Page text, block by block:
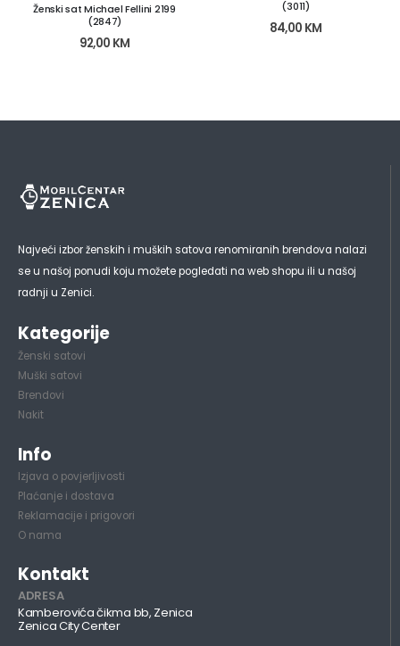
Ženski sat Michael Fellini 2199
(2847)
92,00 KM
(3011)
84,00 KM
Najveći izbor ženskih i muških satova renomiranih brendova nalazi
se u našoj ponudi koju možete pogledati na web shopu ili u našoj
radnji u Zenici.
Kategorije
Ženski satovi
Muški satovi
Brendovi
Nakit
Info
Izjava o povjerljivosti
Plaćanje i dostava
Reklamacije i prigovori
O nama
Kontakt
ADRESA
Kamberovića čikma bb, Zenica
Zenica City Center